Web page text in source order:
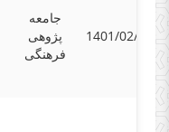
جامعه
پژوهی
فرهنگی
1401/02/13